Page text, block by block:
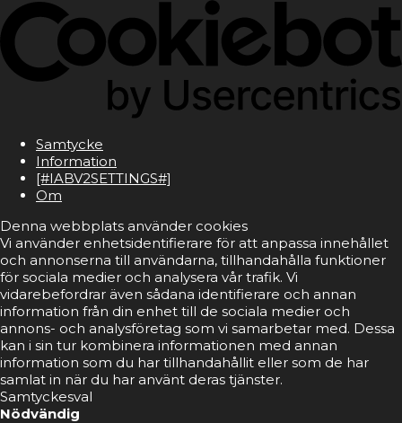
Samtycke
Information
[#IABV2SETTINGS#]
Om
Denna webbplats använder cookies
Vi använder enhetsidentifierare för att anpassa innehållet
och annonserna till användarna, tillhandahålla funktioner
för sociala medier och analysera vår trafik. Vi
vidarebefordrar även sådana identifierare och annan
information från din enhet till de sociala medier och
annons- och analysföretag som vi samarbetar med. Dessa
kan i sin tur kombinera informationen med annan
information som du har tillhandahållit eller som de har
samlat in när du har använt deras tjänster.
Samtyckesval
Nödvändig